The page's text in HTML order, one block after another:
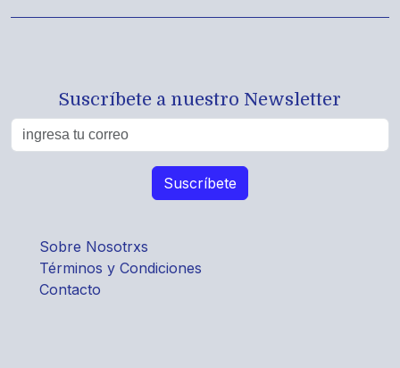
Suscríbete a nuestro Newsletter
Sobre Nosotrxs
Términos y Condiciones
Contacto